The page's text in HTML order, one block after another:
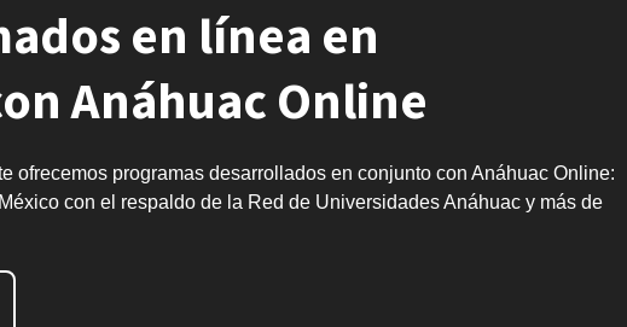
en línea en
Anáhuac Online
ofrecemos programas desarrollados en conjunto con Anáhuac Online:
con el respaldo de la Red de Universidades Anáhuac y más de